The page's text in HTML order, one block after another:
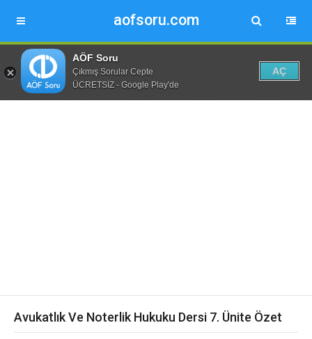
aofsoru.com
AÖF Soru
Çıkmış Sorular Cepte
ÜCRETSİZ - Google Play'de
AÇ
Avukatlık Ve Noterlik Hukuku Dersi 7. Ünite Özet